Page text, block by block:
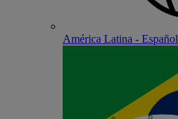
América Latina - Español